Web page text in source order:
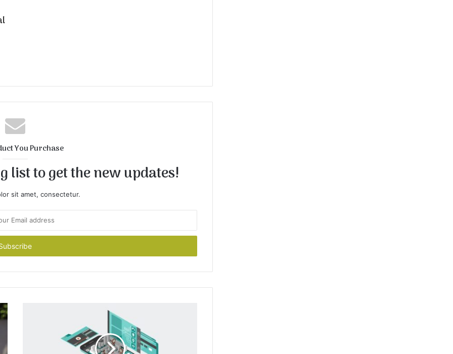
You Purchase
list to get the new updates!
sit amet, consectetur.